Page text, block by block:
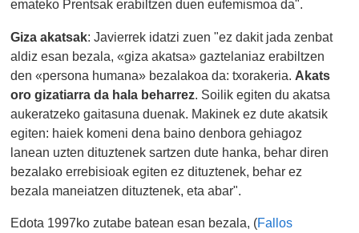
emateko Prentsak erabiltzen duen eufemismoa da".
Giza akatsak: Javierrek idatzi zuen "ez dakit jada zenbat
aldiz esan bezala, «giza akatsa» gaztelaniaz erabiltzen
den «persona humana» bezalakoa da: txorakeria. Akats
oro gizatiarra da hala beharrez. Soilik egiten du akatsa
aukeratzeko gaitasuna duenak. Makinek ez dute akatsik
egiten: haiek komeni dena baino denbora gehiagoz
lanean uzten dituztenek sartzen dute hanka, behar diren
bezalako errebisioak egiten ez dituztenek, behar ez
bezala maneiatzen dituztenek, eta abar".
Edota 1997ko zutabe batean esan bezala, (Fallos